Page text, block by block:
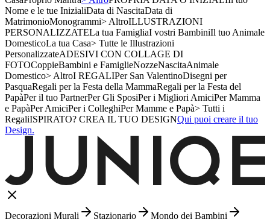
Nome e le tue InizialiData di NascitaData di
MatrimonioMonogrammi> AltroILLUSTRAZIONI
PERSONALIZZATELa tua FamigliaI vostri BambiniIl tuo Animale
DomesticoLa tua Casa> Tutte le Illustrazioni
PersonalizzateADESIVI CON COLLAGE DI
FOTOCoppieBambini e FamiglieNozzeNascitaAnimale
Domestico> AltroI REGALIPer San ValentinoDisegni per
PasquaRegali per la Festa della MammaRegali per la Festa del
PapàPer il tuo PartnerPer Gli SposiPer i Migliori AmiciPer Mamma
e PapàPer AmiciPer i ColleghiPer Mamme e Papà> Tutti i
RegaliISPIRATO? CREA IL TUO DESIGNQui puoi creare il tuo
Design.
Decorazioni Murali Stazionario
Mondo dei Bambini